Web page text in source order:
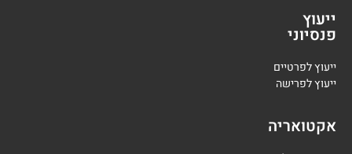
ייעוץ
פנסיוני
ייעוץ לפרטיים
ייעוץ לפרישה
אקטואריה